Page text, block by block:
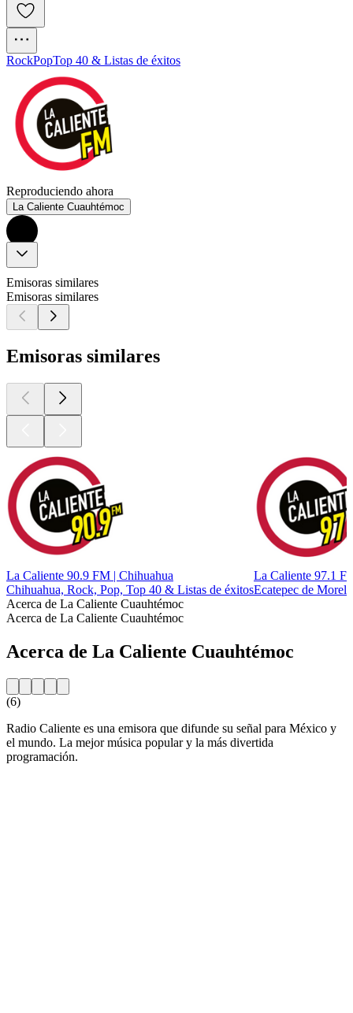
RockPopTop 40 & Listas de éxitos
Reproduciendo ahora
La Caliente Cuauhtémoc
Emisoras similares
Emisoras similares
Emisoras similares
La Caliente 90.9 FM | Chihuahua
Chihuahua, Rock, Pop, Top 40 & Listas de éxitos
La Caliente 97.1
Ecatepec de
Acerca de La Caliente Cuauhtémoc
Acerca de La Caliente Cuauhtémoc
Acerca de La Caliente Cuauhtémoc
(6)
Radio Caliente es una emisora que difunde su señal para México y
el mundo. La mejor música popular y la más divertida
programación.